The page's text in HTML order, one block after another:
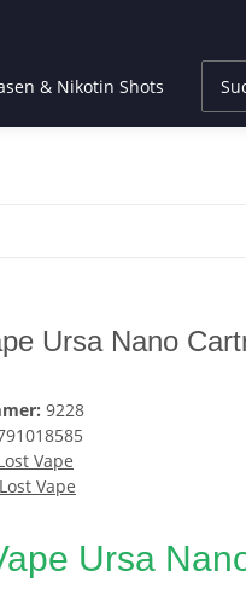
& Nikotin Shots
Ursa Nano
9228
Vape
Lost Vape
Ursa